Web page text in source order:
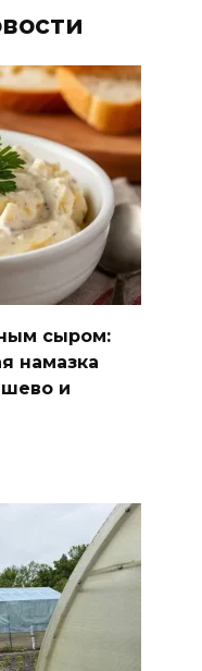
сыром:
намазка
и